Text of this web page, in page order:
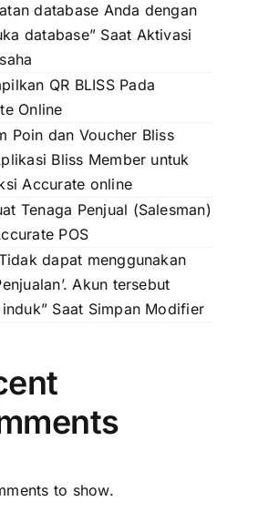
database Anda dengan
database” Saat Aktivasi
QR BLISS Pada
Online
Poin dan Voucher Bliss
Bliss Member untuk
Accurate online
Tenaga Penjual (Salesman)
POS
dapat menggunakan
Akun tersebut
Saat Simpan Modifier
to show.